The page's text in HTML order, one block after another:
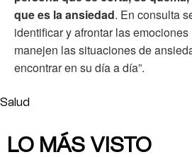
que es la ansiedad. En consulta
identificar y afrontar las
manejen las situaciones de
encontrar en su día a día”.
Salud
LO MÁS VISTO